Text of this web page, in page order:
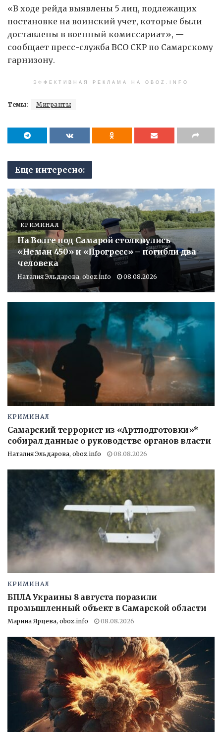
«В ходе рейда выявлены 5 лиц, подлежащих
постановке на воинский учет, которые были
доставлены в военный комиссариат», —
сообщает пресс-служба ВСО СКР по Самарскому
гарнизону.
ЭФФЕКТИВНАЯ РЕКЛАМА НА OBOZ.INFO
Темы: Мигранты
Еще интересно:
КРИМИНАЛ
На Волге под Самарой столкнулись
«Неман 450» и «Прогресс» – погибли два
человека
Наталия Эльдарова, oboz.info 08.08.2026
КРИМИНАЛ
Самарский террорист из «Артподготовки»*
собирал данные о руководстве органов власти
Наталия Эльдарова, oboz.info 08.08.2026
КРИМИНАЛ
БПЛА Украины 8 августа поразили
промышленный объект в Самарской области
Марина Ярцева, oboz.info 08.08.2026